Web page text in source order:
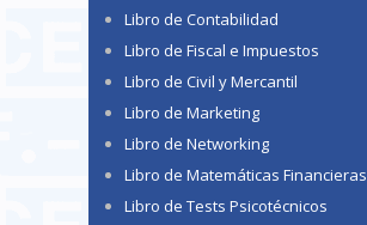
Libro de Contabilidad
Libro de Fiscal e Impuestos
Libro de Civil y Mercantil
Libro de Marketing
Libro de Networking
Libro de Matemáticas Financieras
Libro de Tests Psicotécnicos